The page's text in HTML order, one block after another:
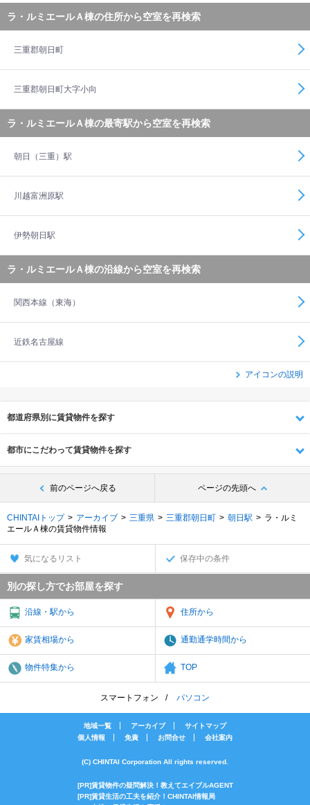
ラ・ルミエールＡ棟の住所から空室を再検索
三重郡朝日町
三重郡朝日町大字小向
ラ・ルミエールＡ棟の最寄駅から空室を再検索
朝日（三重）駅
川越富洲原駅
伊勢朝日駅
ラ・ルミエールＡ棟の沿線から空室を再検索
関西本線（東海）
近鉄名古屋線
アイコンの説明
都道府県別に賃貸物件を探す
都市にこだわって賃貸物件を探す
前のページへ戻る ページの先頭へ
CHINTAIトップ アーカイブ 三重県 三重郡朝日町 朝日駅
ラ・ルミ
エールＡ棟の賃貸物件情報
気になるリスト 保存中の条件
別の探し方でお部屋を探す
沿線・駅から 住所から
家賃相場から 通勤通学時間から
物件特集から TOP
スマートフォン パソコン
地域一覧 アーカイブ
サイトマップ
個人情報
免責 お問合せ 会社案内
(C) CHINTAI Corporation All rights reserved.
[PR]賃貸物件の疑問解決！教えてエイブルAGENT
[PR]賃貸生活の工夫を紹介！CHINTAI情報局